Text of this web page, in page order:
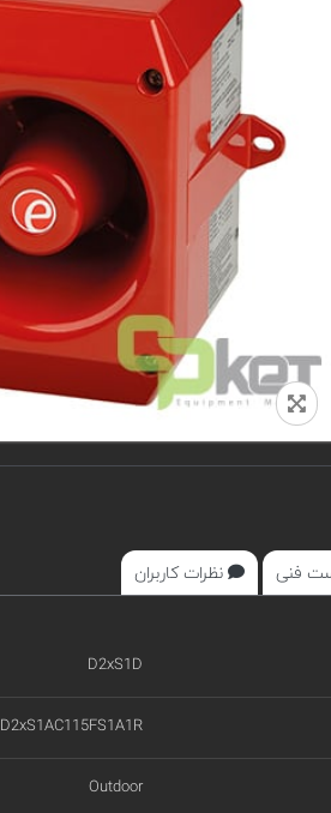
فنی نظرات کاربران
D2xS1D
D2xS1AC115FS1A1R
Outdoor